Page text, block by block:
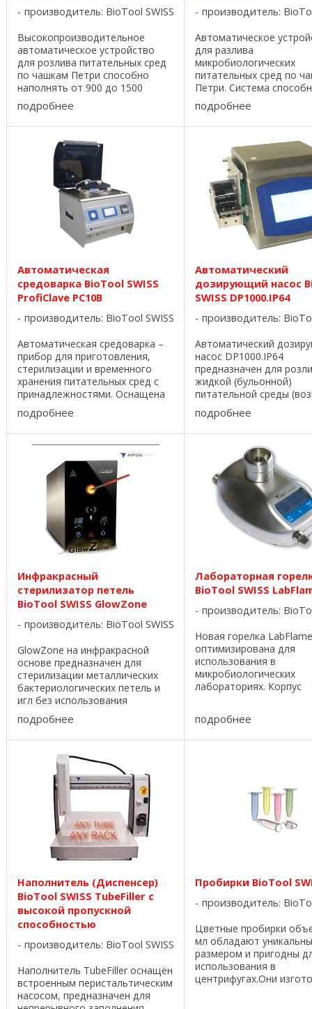
производитель: BioTool SWISS
Высокопроизводительное
автоматическое устройство
для розлива питательных сред
по чашкам Петри способно
наполнять от 900 до 1500
чашек \ час. Первоначально
загружается 400 чашек,
которые перемещаются по
конвейеру. Наполняясь под
ультрафиолетовым ...
подробнее
производитель:
Автоматическое
для разлива
микробиологических
питательных сред по
Петри. Система
заполнять по 20 чашек
минуты (270 – 350
Возможно
чашек диаметром 60
Чашки надежно
подробнее
Автоматическая
средоварка BioTool SWISS
ProfiClave PC10B
производитель: BioTool SWISS
Автоматическая средоварка –
прибор для приготовления,
стерилизации и временного
хранения питательных сред с
принадлежностями. Оснащена
функцией перемешивания и
гомогенизации.В готовую среду
можно вводить
термолабильные добавки.
Предназначена для ...
подробнее
Автоматический
дозирующий насос
SWISS DP1000.IP64
производитель:
Автоматический
насос DP1000.IP64
предназначен для
жидкой (бульонной)
питательной среды
использование
ножной педали) по
пробиркам, бутылям. -
дозирования
9999,9 мл. - точность ...
подробнее
Инфракрасный
стерилизатор петель
BioTool SWISS GlowZone
производитель: BioTool SWISS
GlowZone на инфракрасной
основе предназначен для
стерилизации металлических
бактериологических петель и
игл без использования
открытого пламени; устранение
аэролизованных
микроорганизмов. С помощью
достижению оптимальной ...
подробнее
Лабораторная
BioTool SWISS
производитель:
Новая горелка
оптимизирована для
использования в
микробиологических
лабораториях. Корпус
ультрафиолетовому
Система воздушного
подробнее
Наполнитель (Диспенсер)
BioTool SWISS TubeFiller с
высокой пропускной
способностью
производитель: BioTool SWISS
Наполнитель TubeFiller оснащён
встроенным перистальтическим
насосом, предназначен для
Пробирки BioTool
производитель:
Цветные пробирки
мл обладают
размером и пригодны
использования в
центрифугах.Они